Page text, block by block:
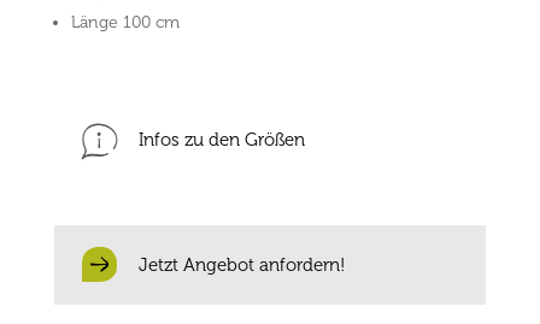
Länge 100 cm
Infos zu den Größen
Jetzt Angebot anfordern!